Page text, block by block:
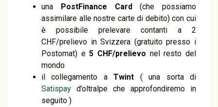
una PostFinance Card(che possiamo
assimilare alle nostre carte di debito) con cui
è possibile prelevare contanti a 2
CHF/prelievo in Svizzera (gratuito presso i
Postomat) e5 CHF/prelievo nel resto del
mondo
il collegamento aTwint ( una sorta di
Satispay d’oltralpe che approfondiremo in
seguito )